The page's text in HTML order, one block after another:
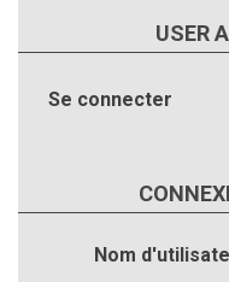
USER
Se connecter
Nom